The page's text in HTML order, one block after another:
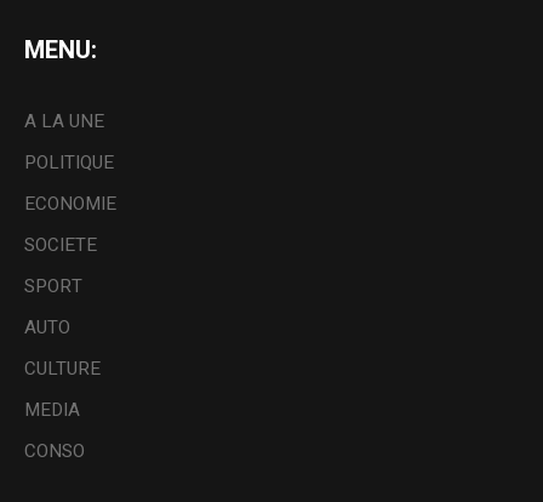
MENU:
A LA UNE
POLITIQUE
ECONOMIE
SOCIETE
SPORT
AUTO
CULTURE
MEDIA
CONSO